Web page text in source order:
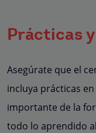
Prácticas
Asegúrate que el
incluya prácticas
importante de la
todo lo aprendido